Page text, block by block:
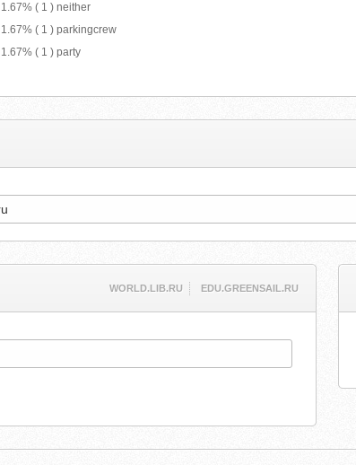
1.67% ( 1 ) neither
1.67% ( 1 ) parkingcrew
1.67% ( 1 ) party
WORLD.LIB.RU EDU.GREENSAIL.RU